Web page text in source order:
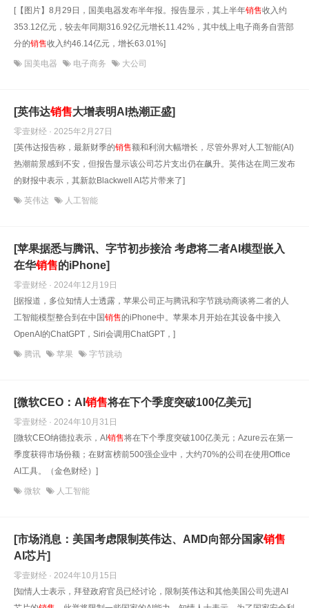
[【图片】8月29日，国美电器发布半年报。报告显示，其上半年销售收入约
353.12亿元，较去年同期316.92亿元增长11.42%，其中线上电子商务自营部
分的销售收入约46.14亿元，增长63.01%]
国美电器 电子商务 大公司
[英伟达销售大增表明AI热潮正盛]
零壹财经 · 2025年2月27日
[英伟达报告称，最新财季的销售额和利润大幅增长，尽管外界对人工智能(AI)
热潮前景感到不安，但报告显示该公司芯片支出仍在飙升。英伟达在周三发布
的财报中表示，其新款Blackwell AI芯片带来了]
英伟达 人工智能
[苹果据悉与腾讯、字节初步接洽 考虑将二者AI模型嵌入
在华销售的iPhone]
零壹财经 · 2024年12月19日
[据报道，多位知情人士透露，苹果公司正与腾讯和字节跳动商谈将二者的人
工智能模型整合到在中国销售的iPhone中。苹果本月开始在其设备中接入
OpenAI的ChatGPT，Siri会调用ChatGPT，]
腾讯 苹果 字节跳动
[微软CEO：AI 销售将在下个季度突破100亿美元]
零壹财经 · 2024年10月31日
[微软CEO纳德拉表示，AI销售将在下个季度突破100亿美元；Azure云在第一
季度获得市场份额；在财富榜前500强企业中，大约70%的公司在使用Office
AI工具。（金色财经）]
微软 人工智能
[市场消息：美国考虑限制英伟达、AMD向部分国家销售
AI芯片]
零壹财经 · 2024年10月15日
[知情人士表示，拜登政府官员已经讨论，限制英伟达和其他美国公司先进AI